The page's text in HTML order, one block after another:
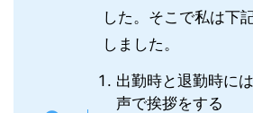
した。そこで私は下
しました。
出勤時と退勤時に
声で挨拶をする